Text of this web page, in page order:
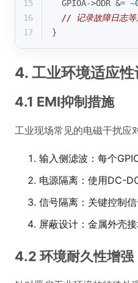
15
  GPIOA->ODR &= ~
16
// 记录故障日志
17
}
4. 工业环境适应性
4.1 EMI抑制措施
工业现场常见的电磁干扰应
输入侧滤波：每个
电源隔离：使用DC-
信号隔离：关键控制
屏蔽设计：金属外壳
4.2 环境耐久性增强